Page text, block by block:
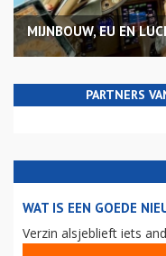
MIJNBOUW, EU EN
PARTNERS
WAT IS EEN GOEDE
Verzin alsjeblieft iets